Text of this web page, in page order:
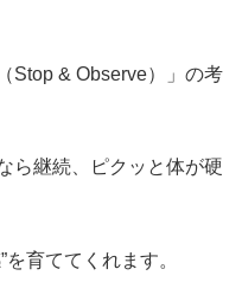
Stop & Observe）」の考
ら継続、ピクッと体が硬
育ててくれます。